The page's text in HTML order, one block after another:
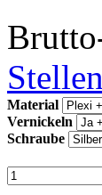
Material
Vernickeln
Schraube